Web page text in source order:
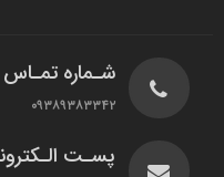
شـماره تمـاس
۰۹۳۸۹۳۸۳۳۴۲
پسـت